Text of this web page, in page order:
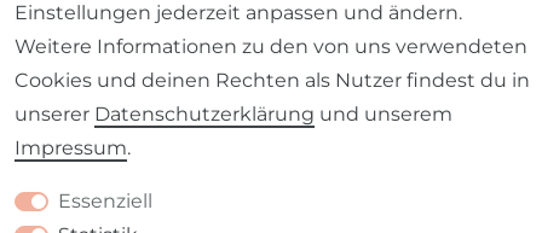
zusätzliche Elastizität verleihen, was vor
allem bei stark beanspruchten Stellen wie
den Ellbogen hilfreich ist, um eine
dauerhafte Elastizität und das Ausbeulen
zu verhindern.
Interlock-Jersey Stoff
Einstellungen jederzeit anpassen und ändern.
Weitere Informationen zu den von uns verwendeten
Cookies und deinen Rechten als Nutzer findest du in
unserer Daten­schutz­erklärung und unserem
Impressum.
Essenziell